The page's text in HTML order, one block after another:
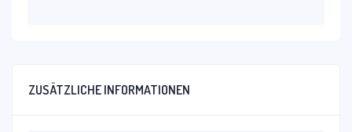
ZUSÄTZLICHE INFORMATIONEN